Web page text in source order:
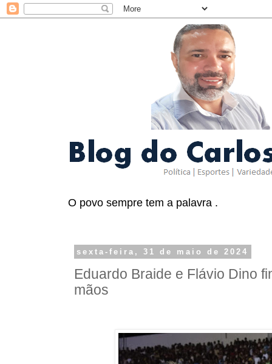
O povo sempre tem a palavra .
sexta-feira, 31 de maio de 2024
Eduardo Braide e Flávio Dino
mãos